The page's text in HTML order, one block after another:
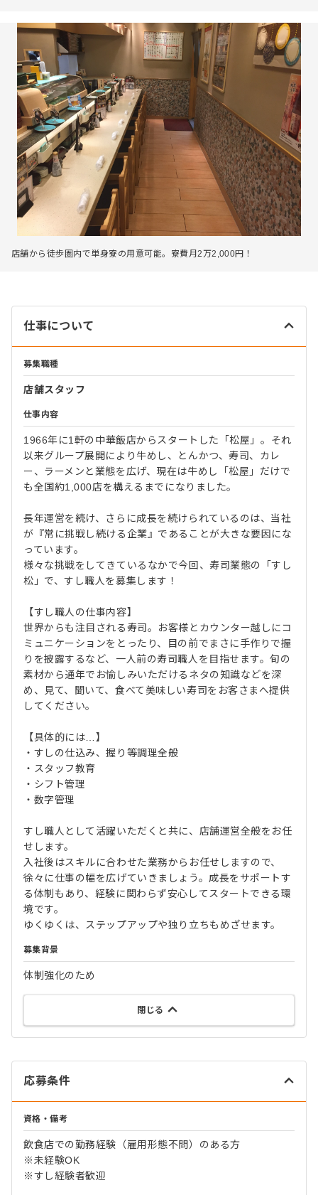
店舗から徒歩圏内で単身寮の用意可能。寮費月2万2,000円！
仕事について
募集職種
店舗スタッフ
仕事内容
1966年に1軒の中華飯店からスタートした「松屋」。それ
以来グループ展開により牛めし、とんかつ、寿司、カレ
ー、ラーメンと業態を広げ、現在は牛めし「松屋」だけで
も全国約1,000店を構えるまでになりました。
長年運営を続け、さらに成長を続けられているのは、当社
が『常に挑戦し続ける企業』であることが大きな要因にな
っています。
様々な挑戦をしてきているなかで今回、寿司業態の「すし
松」で、すし職人を募集します！
【すし職人の仕事内容】
世界からも注目される寿司。お客様とカウンター越しにコ
ミュニケーションをとったり、目の前でまさに手作りで握
りを披露するなど、一人前の寿司職人を目指せます。旬の
素材から通年でお愉しみいただけるネタの知識などを深
め、見て、聞いて、食べて美味しい寿司をお客さまへ提供
してください。
【具体的には…】
・すしの仕込み、握り等調理全般
・スタッフ教育
・シフト管理
・数字管理
すし職人として活躍いただくと共に、店舗運営全般をお任
せします。
入社後はスキルに合わせた業務からお任せしますので、
徐々に仕事の幅を広げていきましょう。成長をサポートす
る体制もあり、経験に関わらず安心してスタートできる環
境です。
ゆくゆくは、ステップアップや独り立ちもめざせます。
募集背景
体制強化のため
閉じる
応募条件
資格・備考
飲食店での勤務経験（雇用形態不問）のある方
※未経験OK
※すし経験者歓迎